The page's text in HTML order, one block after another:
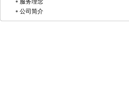
服务理念
公司简介